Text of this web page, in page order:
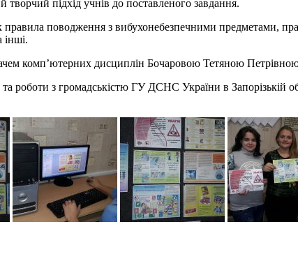
підхід учнів до поставленого завдання.
поводження з вибухонебезпечними предметами,
інші.
комп’ютерних дисциплін Бочаровою Тетяною
та роботи з громадськістю ГУ ДСНС України в Запорізькій